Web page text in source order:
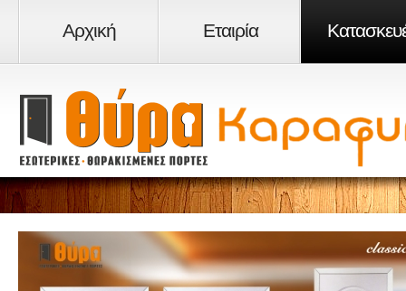
Αρχική Εταιρία